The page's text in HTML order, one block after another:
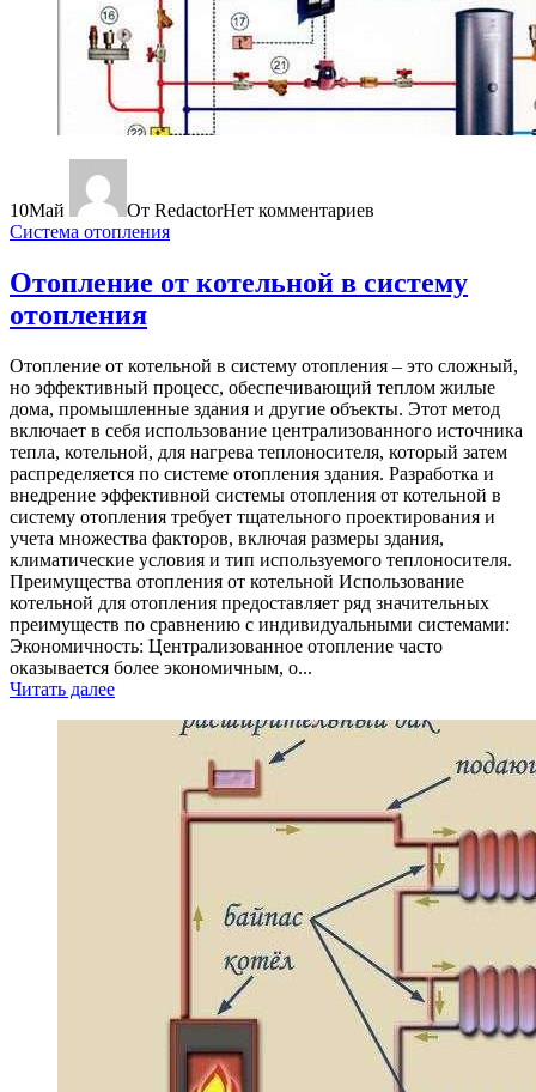
10Май От RedactorНет комментариев
Система отопления
Отопление от котельной в систему
отопления
Отопление от котельной в систему отопления – это сложный,
но эффективный процесс, обеспечивающий теплом жилые
дома, промышленные здания и другие объекты. Этот метод
включает в себя использование централизованного источника
тепла, котельной, для нагрева теплоносителя, который затем
распределяется по системе отопления здания. Разработка и
внедрение эффективной системы отопления от котельной в
систему отопления требует тщательного проектирования и
учета множества факторов, включая размеры здания,
климатические условия и тип используемого теплоносителя.
Преимущества отопления от котельной Использование
котельной для отопления предоставляет ряд значительных
преимуществ по сравнению с индивидуальными системами:
Экономичность: Централизованное отопление часто
оказывается более экономичным, о...
Читать далее